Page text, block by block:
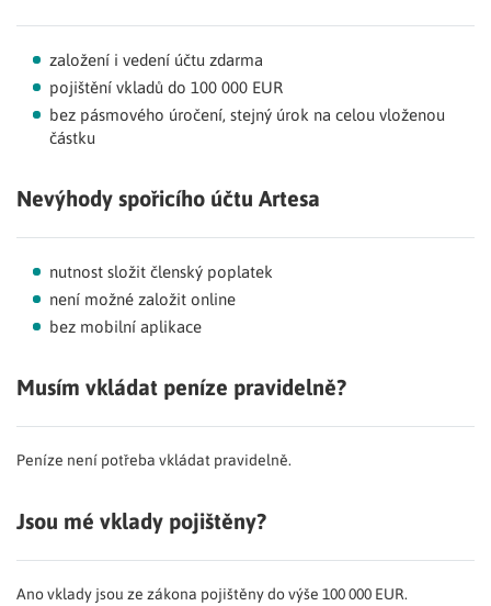
založení i vedení účtu zdarma
pojištění vkladů do 100 000 EUR
bez pásmového úročení, stejný úrok na celou vloženou
částku
Nevýhody spořicího účtu Artesa
nutnost složit členský poplatek
není možné založit online
bez mobilní aplikace
Musím vkládat peníze pravidelně?
Peníze není potřeba vkládat pravidelně.
Jsou mé vklady pojištěny?
Ano vklady jsou ze zákona pojištěny do výše 100 000 EUR.